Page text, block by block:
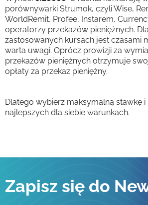
porównywarki Strumok, czyli Wise,
WorldRemit, Profee, Instarem,
operatorzy przekazów pieniężnych.
zastosowanych kursach jest czasami
warta uwagi. Oprócz prowizji za
przekazów pieniężnych otrzymuje
opłaty za przekaz pieniężny.
Dlatego wybierz maksymalną stawkę i
najlepszych dla siebie warunkach.
Zapisz się do